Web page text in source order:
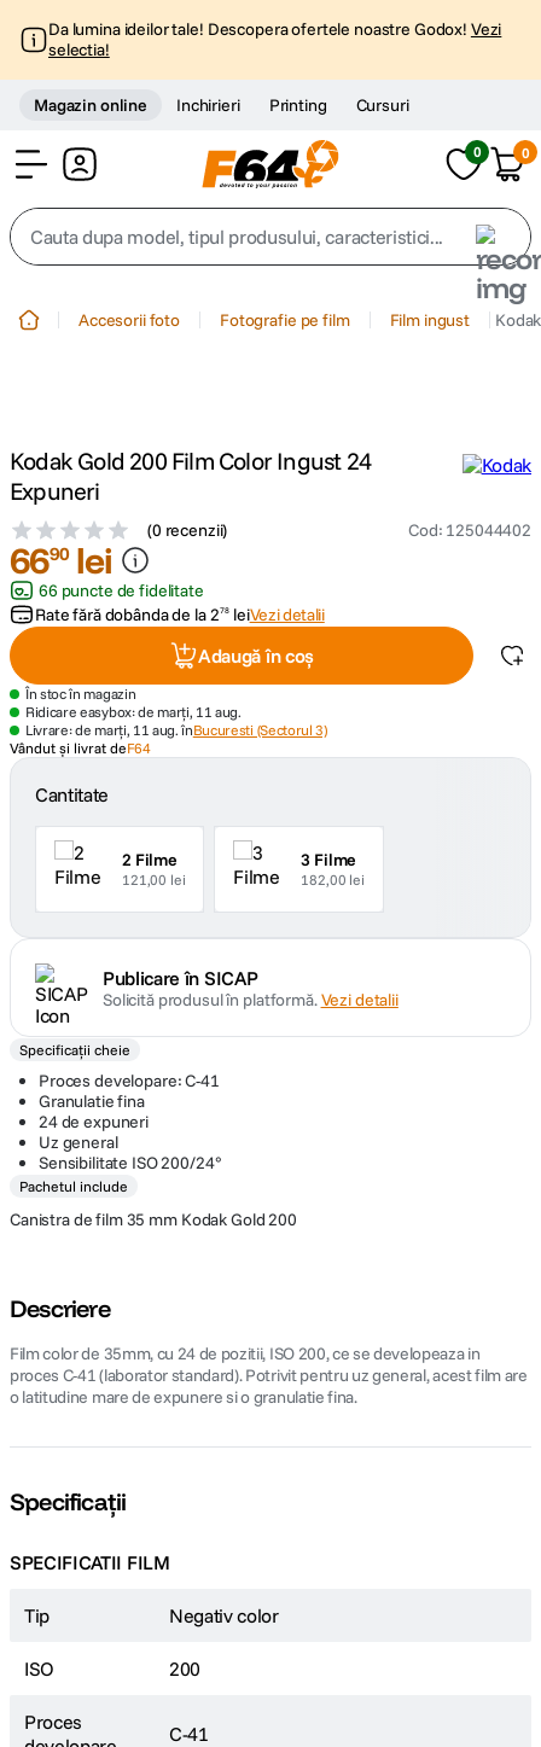
Da lumina ideilor tale! Descopera ofertele noastre Godox! Vezi
selectia!
Magazin online Inchirieri Printing Cursuri
0 0
Cauta dupa model, tipul produsului, caracteristici...
trepied telefon
4. peak design
5. canon sx740 hs
7. card memorie
9. dji osmo
10. insta 360
Accesorii foto Fotografie pe film Film ingust
Kodak Gold 200 Film Color Ingust 24
Expuneri
(0 recenzii) Cod: 125044402
6690 lei
66 puncte de fidelitate
Rate fără dobânda de la278 leiVezi detalii
Adaugă în coș
În stoc în magazin
Ridicare easybox: de marți, 11 aug.
Livrare: de marți, 11 aug. înBucuresti (Sectorul 3)
Vândut și livrat deF64
Cantitate
2 Filme
121,00 lei
3 Filme
182,00 lei
Publicare în SICAP
Solicită produsul în platformă.Vezi detalii
Specificații cheie
Proces developare: C-41
Granulatie fina
24 de expuneri
Uz general
Sensibilitate ISO 200/24°
Pachetul include
Canistra de film 35 mm Kodak Gold 200
Descriere
Film color de 35mm, cu 24 de pozitii, ISO 200, ce se developeaza in
proces C-41 (laborator standard). Potrivit pentru uz general, acest film are
o latitudine mare de expunere si o granulatie fina.
Specificații
SPECIFICATII FILM
Tip Negativ color
ISO 200
Proces
C-41